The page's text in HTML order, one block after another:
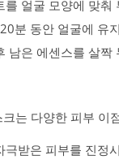
얼굴 모양에 맞춰
분 동안 얼굴에 유
남은 에센스를 살짝
는 다양한 피부 이
받은 피부를 진정